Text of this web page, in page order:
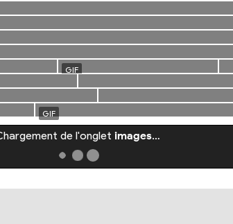
de l'onglet images…